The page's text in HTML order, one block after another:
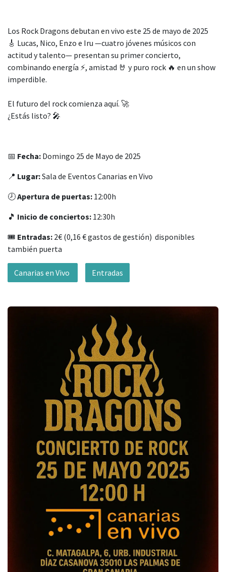
Los Rock Dragons debutan en vivo este 25 de mayo de 2025
🎸 Lucas, Nico, Enzo e Iru —cuatro jóvenes músicos con
actitud y talento— presentan su primer concierto,
combinando energía ⚡, amistad 🤘 y puro rock 🔥 en un show
imperdible.
El futuro del rock comienza aquí. 🚀
¿Estás listo? 🎤
📅 Fecha: Domingo 25 de Mayo de 2025
📍 Lugar:Sala de Eventos Canarias en Vivo
🕗Apertura de puertas: 12:00h
🎵 Inicio de conciertos: 12:30h
🎟️ Entradas: 2€ (0,16 € gastos de gestión) disponibles
también puerta
Canarias en Vivo Entradas